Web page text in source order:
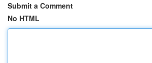
Submit a Comment
No HTML